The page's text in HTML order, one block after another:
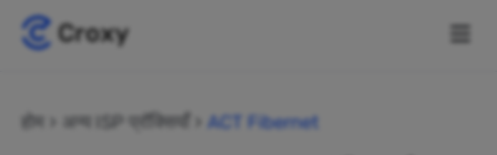
होम अन्य ISP प्रॉक्सियाँ ACT Fibernet